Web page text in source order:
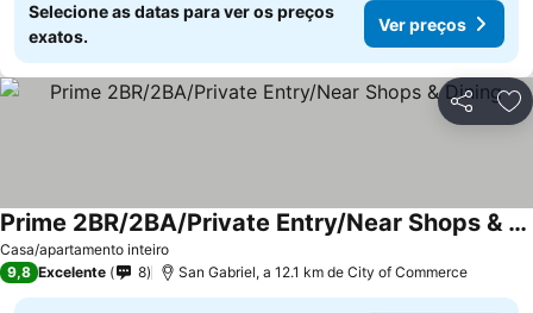
Selecione as datas para ver os preços
exatos.
Ver preços
Partilhar
Casa/apartamento inteiro
Prime 2BR/2BA/Private Entry/Near Shops & Dining
9,8 Excelente 8 San Gabriel, a 12.1 km de City of Commerce